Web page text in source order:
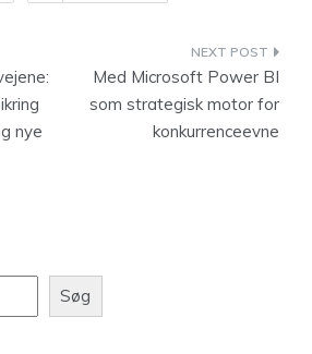
nye
Med Microsoft Power BI
som strategisk motor for
konkurrenceevne
Søg